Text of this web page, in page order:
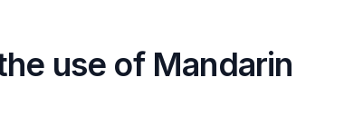
use of Mandarin